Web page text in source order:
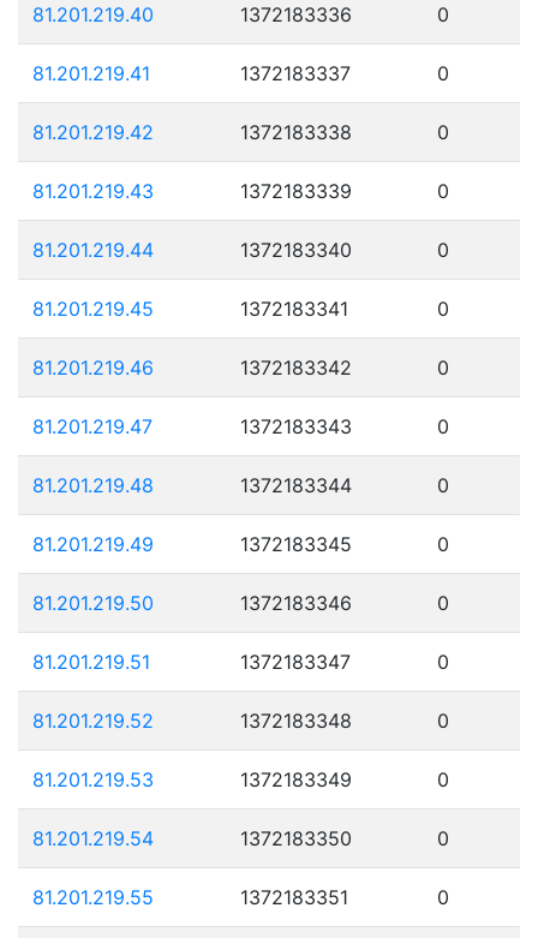
81.201.219.40 1372183336 0
81.201.219.41 1372183337 0
81.201.219.42 1372183338 0
81.201.219.43 1372183339 0
81.201.219.44 1372183340 0
81.201.219.45 1372183341 0
81.201.219.46 1372183342 0
81.201.219.47 1372183343 0
81.201.219.48 1372183344 0
81.201.219.49 1372183345 0
81.201.219.50 1372183346 0
81.201.219.51 1372183347 0
81.201.219.52 1372183348 0
81.201.219.53 1372183349 0
81.201.219.54 1372183350 0
81.201.219.55 1372183351 0